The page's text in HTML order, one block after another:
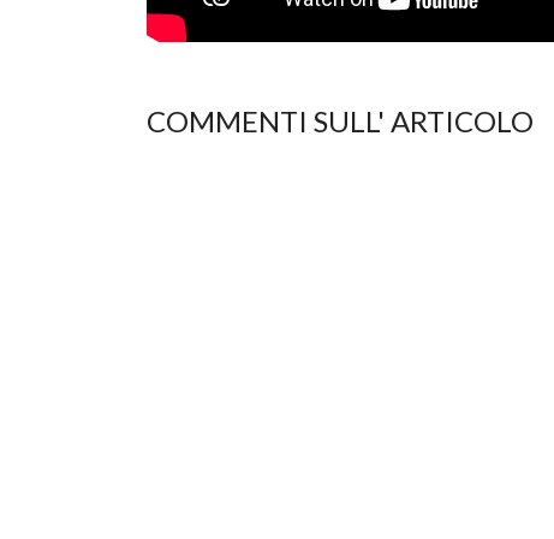
COMMENTI SULL' ARTICOLO